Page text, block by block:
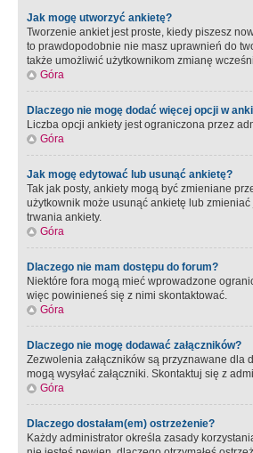
Jak mogę utworzyć ankietę?
Tworzenie ankiet jest proste, kiedy piszesz
to prawdopodobnie nie masz uprawnień do
także umożliwić użytkownikom zmianę
Góra
Dlaczego nie mogę dodać więcej opcji w
Liczba opcji ankiety jest ograniczona przez
Góra
Jak mogę edytować lub usunąć ankietę?
Tak jak posty, ankiety mogą być zmieniane
użytkownik może usunąć ankietę lub
trwania ankiety.
Góra
Dlaczego nie mam dostępu do forum?
Niektóre fora mogą mieć wprowadzone
więc powinieneś się z nimi skontaktować.
Góra
Dlaczego nie mogę dodawać załączników?
Zezwolenia załączników są przyznawane dla
mogą wysyłać załączniki. Skontaktuj się z
Góra
Dlaczego dostałam(em) ostrzeżenie?
Każdy administrator określa zasady